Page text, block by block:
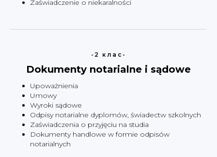
Zaświadczenie o niekaralności
-2 клас-
Dokumenty notarialne i sądowe
Upoważnienia
Umowy
Wyroki sądowe
Odpisy notarialne dyplomów, świadectw szkolnych
Zaświadczenia o przyjęciu na studia
Dokumenty handlowe w formie odpisów
notarialnych